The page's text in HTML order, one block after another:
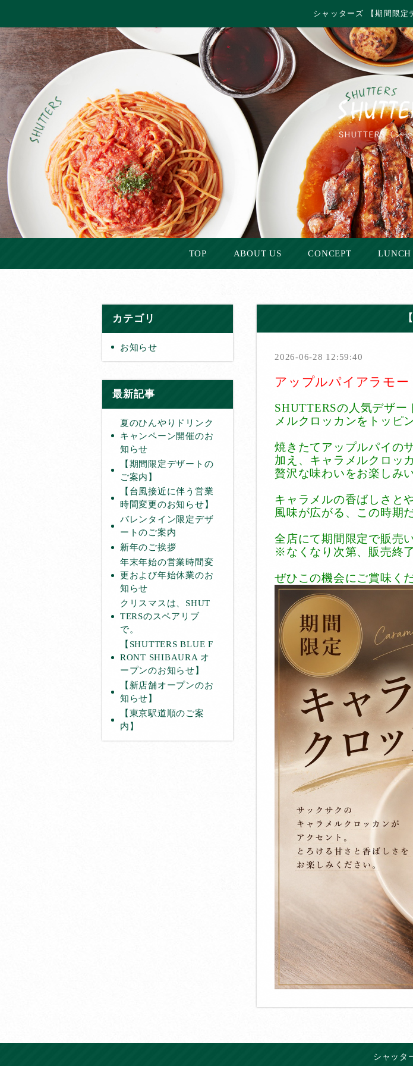
シャッターズ 【期間限定
TOP ABOUT US CONCEPT LUNCH
カテゴリ
お知らせ
最新記事
夏のひんやりドリンク
キャンペーン開催のお
知らせ
【期間限定デザートの
ご案内】
【台風接近に伴う営業
時間変更のお知らせ】
バレンタイン限定デザ
ートのご案内
新年のご挨拶
年末年始の営業時間変
更および年始休業のお
知らせ
クリスマスは、SHUT
TERSのスペアリブ
で。
【SHUTTERS BLUE F
RONT SHIBAURA オ
ープンのお知らせ】
【新店舗オープンのお
知らせ】
【東京駅道順のご案
内】
2026-06-28 12:59:40
SHUTTERSの人気デザー
メルクロッカンをトッピ
焼きたてアップルパイの
加え、キャラメルクロッ
贅沢な味わいをお楽しみ
キャラメルの香ばしさと
風味が広がる、この時期
全店にて期間限定で販売
※なくなり次第、販売終
ぜひこの機会にご賞味く
シャッタ